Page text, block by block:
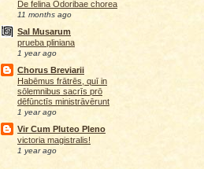
De felina Odoribae chorea
11 months ago
Sal Musarum
prueba pliniana
1 year ago
Chorus Breviarii
Habēmus frātrēs, quī in
sōlemnibus sacrīs prō
dēfūnctīs ministrāvērunt
1 year ago
Vir Cum Pluteo Pleno
victoria magistralis!
1 year ago